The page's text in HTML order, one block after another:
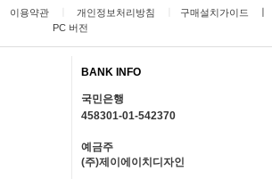
이용약관 개인정보처리방침 구매설치가이드 ㅣ
PC 버전
BANK INFO
국민은행
458301-01-542370
예금주
(주)제이에이치디자인